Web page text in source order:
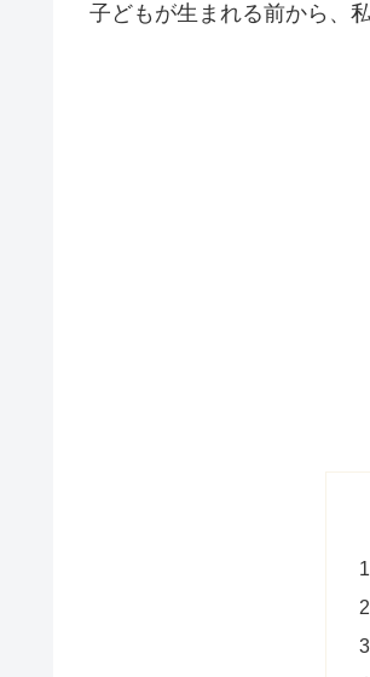
子どもが生まれる前から、